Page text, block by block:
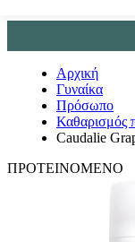
Αρχική
Γυναίκα
Πρόσωπο
Καθαρισμός
Caudalie
ΠΡΟΤΕΙΝΟΜΕΝΟ